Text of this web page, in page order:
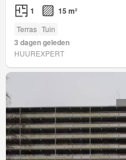
1 15 m²
Terras Tuin
3 dagen geleden
HUUREXPERT